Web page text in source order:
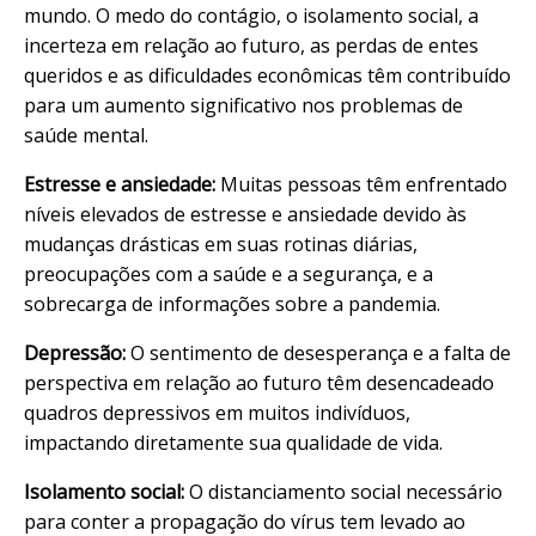
mundo. O medo do contágio, o isolamento social, a
incerteza em relação ao futuro, as perdas de entes
queridos e as dificuldades econômicas têm contribuído
para um aumento significativo nos problemas de
saúde mental.
Estresse e ansiedade: Muitas pessoas têm enfrentado
níveis elevados de estresse e ansiedade devido às
mudanças drásticas em suas rotinas diárias,
preocupações com a saúde e a segurança, e a
sobrecarga de informações sobre a pandemia.
Depressão:O sentimento de desesperança e a falta de
perspectiva em relação ao futuro têm desencadeado
quadros depressivos em muitos indivíduos,
impactando diretamente sua qualidade de vida.
Isolamento social:O distanciamento social necessário
para conter a propagação do vírus tem levado ao